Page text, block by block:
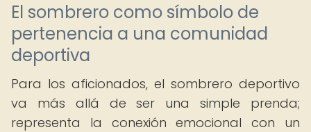
El sombrero como símbolo de
pertenencia a una comunidad
deportiva
Para los aficionados, el sombrero deportivo
va más allá de ser una simple prenda;
representa la conexión emocional con un